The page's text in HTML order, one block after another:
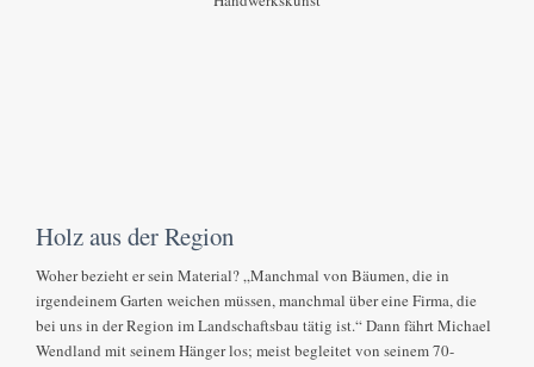
Zerbrechlichkeit fasziniert
Holz aus der Region
Woher bezieht er sein Material? „Manchmal von Bäumen, die in
irgendeinem Garten weichen müssen, manchmal über eine Firma, die
bei uns in der Region im Landschaftsbau tätig ist.“ Dann fährt Michael
Wendland mit seinem Hänger los; meist begleitet von seinem 70-